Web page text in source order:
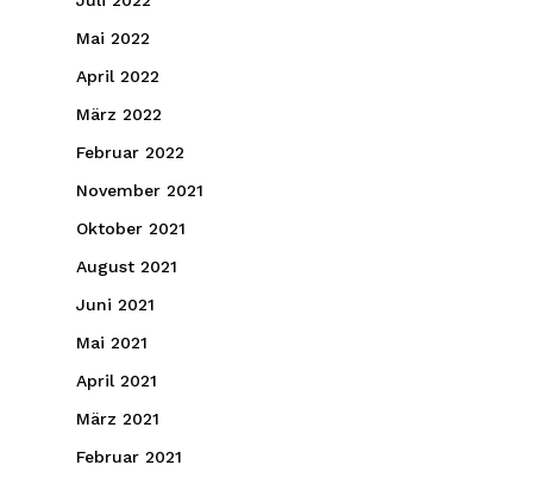
Mai 2022
April 2022
März 2022
Februar 2022
November 2021
Oktober 2021
August 2021
Juni 2021
Mai 2021
April 2021
März 2021
Februar 2021